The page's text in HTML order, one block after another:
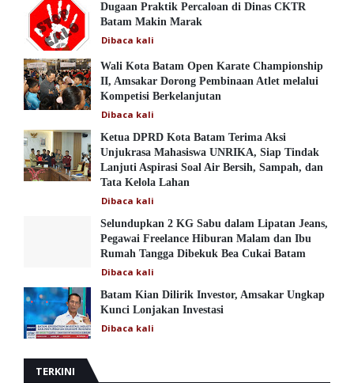
Dugaan Praktik Percaloan di Dinas CKTR
Batam Makin Marak
Dibaca kali
Wali Kota Batam Open Karate Championship
II, Amsakar Dorong Pembinaan Atlet melalui
Kompetisi Berkelanjutan
Dibaca kali
Ketua DPRD Kota Batam Terima Aksi
Unjukrasa Mahasiswa UNRIKA, Siap Tindak
Lanjuti Aspirasi Soal Air Bersih, Sampah, dan
Tata Kelola Lahan
Dibaca kali
Selundupkan 2 KG Sabu dalam Lipatan Jeans,
Pegawai Freelance Hiburan Malam dan Ibu
Rumah Tangga Dibekuk Bea Cukai Batam
Dibaca kali
Batam Kian Dilirik Investor, Amsakar Ungkap
Kunci Lonjakan Investasi
Dibaca kali
TERKINI